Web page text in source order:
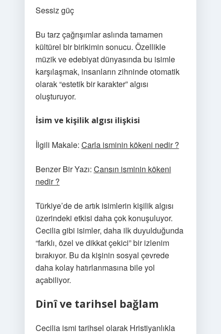
Sessiz güç
Bu tarz çağrışımlar aslında tamamen
kültürel bir birikimin sonucu. Özellikle
müzik ve edebiyat dünyasında bu isimle
karşılaşmak, insanların zihninde otomatik
olarak “estetik bir karakter” algısı
oluşturuyor.
İsim ve kişilik algısı ilişkisi
İlgili Makale: Carla isminin kökeni nedir ?
Benzer Bir Yazı: Cansın isminin kökeni
nedir ?
Türkiye’de de artık isimlerin kişilik algısı
üzerindeki etkisi daha çok konuşuluyor.
Cecilia gibi isimler, daha ilk duyulduğunda
“farklı, özel ve dikkat çekici” bir izlenim
bırakıyor. Bu da kişinin sosyal çevrede
daha kolay hatırlanmasına bile yol
açabiliyor.
Dinî ve tarihsel bağlam
Cecilia ismi tarihsel olarak Hristiyanlıkla